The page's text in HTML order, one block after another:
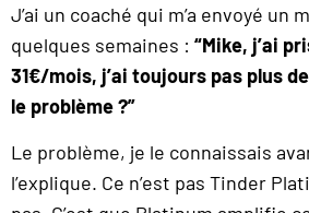
J’ai un coaché qui m’a envoyé un
quelques semaines : “Mike, j’ai
31€/mois, j’ai toujours pas plus
le problème ?”
Le problème, je le connaissais
l’explique. Ce n’est pas Tinder